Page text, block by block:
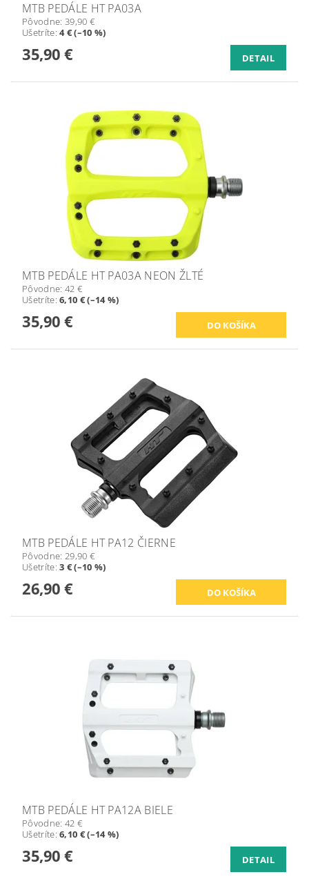
MTB PEDÁLE HT PA03A
Pôvodne: 39,90 €
Ušetríte:4 € (–10 %)
35,90 € DETAIL
MTB PEDÁLE HT PA03A NEON ŽLTÉ
Pôvodne: 42 €
Ušetríte:6,10 € (–14 %)
35,90 €
MTB PEDÁLE HT PA12 ČIERNE
Pôvodne: 29,90 €
Ušetríte:3 € (–10 %)
26,90 €
MTB PEDÁLE HT PA12A BIELE
Pôvodne: 42 €
Ušetríte:6,10 € (–14 %)
35,90 € DETAIL